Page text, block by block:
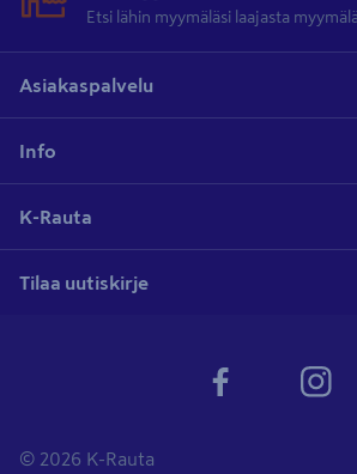
Etsi lähin myymäläsi laajasta
Asiakaspalvelu
Info
K-Rauta
Tilaa uutiskirje
© 2026 K-Rauta